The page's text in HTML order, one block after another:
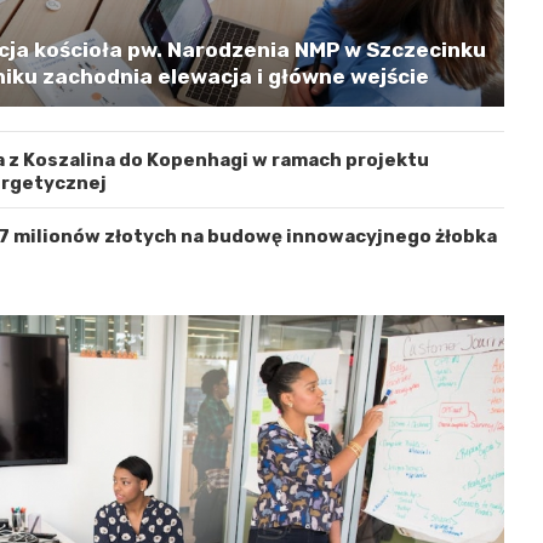
kościoła pw. Narodzenia NMP w Szczecinku
zachodnia elewacja i główne wejście
Koszalina do Kopenhagi w ramach projektu
milionów złotych na budowę innowacyjnego żłobka